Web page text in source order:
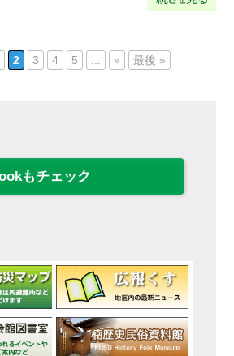
2 3 4 5 ... » 最後 »
もチェック